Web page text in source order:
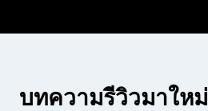
บทความรีวิวมาใหม่